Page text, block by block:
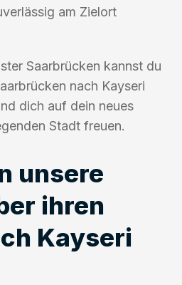
am Zielort
Saarbrücken kannst du
nach Kayseri
dich auf dein neues
Stadt freuen.
unsere
ihren
Kayseri